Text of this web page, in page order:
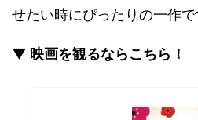
せたい時にぴったりの一作で
▼ 映画を観るならこちら！